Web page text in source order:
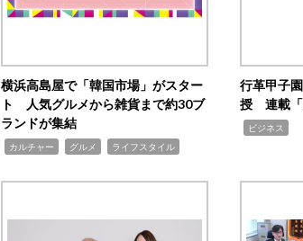
横浜高島屋で「韓国市場」がスター
ト 人気グルメから雑貨まで約30ブ
ランドが集結
カルチャー グルメ ライフスタイル
行革甲子
授 連載「
ビジネス